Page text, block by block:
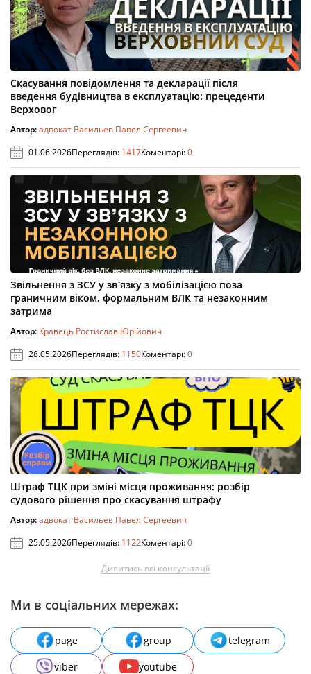
Скасування повідомлення та декларації після
введення будівництва в експлуатацію: прецеденти
Верховог
Автор:адвокат Васильев Павел Сергеевич
01.06.2026Переглядів: 1417Коментарі:0
Звільнення з ЗСУ у зв`язку з мобілізацією поза
граничним віком, формальним ВЛК та незаконним
затрима
Автор: Кравець Ростислав Юрійович
28.05.2026Переглядів: 1150Коментарі:0
Штраф ТЦК при зміні місця проживання: розбір
судового рішення про скасування штрафу
Автор:адвокат Васильев Павел Сергеевич
25.05.2026Переглядів: 1122Коментарі:0
Дивитись всі консультації
Ми в соціальних мережах:
page group
telegram
viber
youtube